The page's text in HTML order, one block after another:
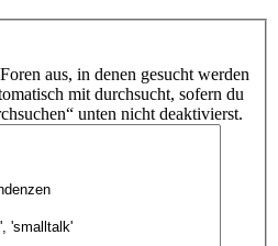
aus, in denen gesucht werden
mit durchsucht, sofern du
unten nicht deaktivierst.